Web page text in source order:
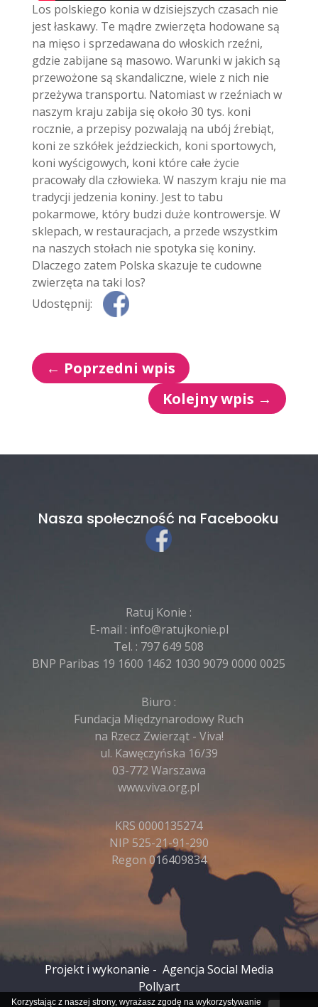
Los polskiego konia w dzisiejszych czasach nie
jest łaskawy. Te mądre zwierzęta hodowane są
na mięso i sprzedawana do włoskich rzeźni,
gdzie zabijane są masowo. Warunki w jakich są
przewożone są skandaliczne, wiele z nich nie
przeżywa transportu. Natomiast w rzeźniach w
naszym kraju zabija się około 30 tys. koni
rocznie, a przepisy pozwalają na ubój źrebiąt,
koni ze szkółek jeździeckich, koni sportowych,
koni wyścigowych, koni które całe życie
pracowały dla człowieka. W naszym kraju nie ma
tradycji jedzenia koniny. Jest to tabu
pokarmowe, który budzi duże kontrowersje. W
sklepach, w restauracjach, a przede wszystkim
na naszych stołach nie spotyka się koniny.
Dlaczego zatem Polska skazuje te cudowne
zwierzęta na taki los?
Udostępnij:
← Poprzedni wpis
Kolejny wpis →
Nasza społeczność na Facebooku
Ratuj Konie :
E-mail : info@ratujkonie.pl
Tel. : 797 649 508
BNP Paribas 19 1600 1462 1030 9079 0000 0025
Biuro :
Fundacja Międzynarodowy Ruch
na Rzecz Zwierząt - Viva!
ul. Kawęczyńska 16/39
03-772 Warszawa
www.viva.org.pl
KRS 0000135274
NIP 525-21-91-290
Regon 016409834
Projekt i wykonanie - Agencja Social Media
Pollyart
Korzystając z naszej strony, wyrażasz zgodę na wykorzystywanie